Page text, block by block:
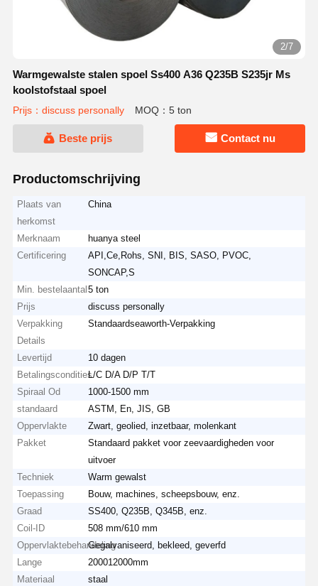
2/7
Warmgewalste stalen spoel Ss400 A36 Q235B S235jr Ms
koolstofstaal spoel
Prijs：discuss personally MOQ：5 ton
Beste prijs Contact nu
Productomschrijving
Plaats van
herkomst
China
Merknaam
huanya steel
Certificering
API,Ce,Rohs, SNI, BIS, SASO, PVOC,
SONCAP,S
Min. bestelaantal 5 ton
Prijs
discuss personally
Verpakking
Details
Standaardseaworth-Verpakking
Levertijd
10 dagen
BetalingsconditiesL/C D/A D/P T/T
Spiraal Od
1000-1500 mm
standaard
ASTM, En, JIS, GB
Oppervlakte
Zwart, geolied, inzetbaar, molenkant
Pakket
Standaard pakket voor zeevaardigheden voor
uitvoer
Techniek
Warm gewalst
Toepassing
Bouw, machines, scheepsbouw, enz.
Graad
SS400, Q235B, Q345B, enz.
Coil-ID
508 mm/610 mm
OppervlaktebehandelingGegalvaniseerd, bekleed, geverfd
Lange
200012000mm
Materiaal
staal